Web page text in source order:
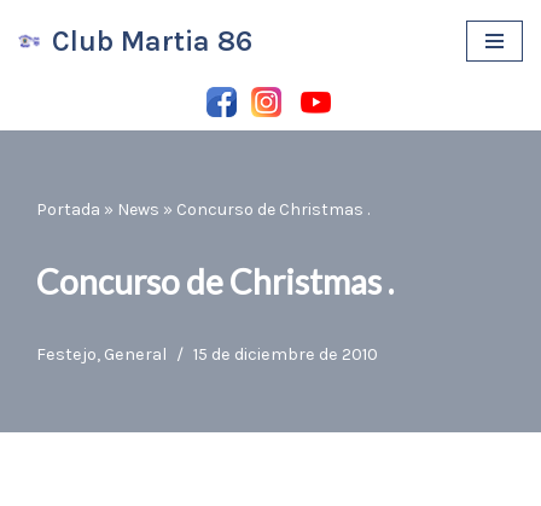
contenido
Club Martia 86
Portada » News » Concurso de Christmas .
Concurso de Christmas .
Festejo, General 15 de diciembre de 2010